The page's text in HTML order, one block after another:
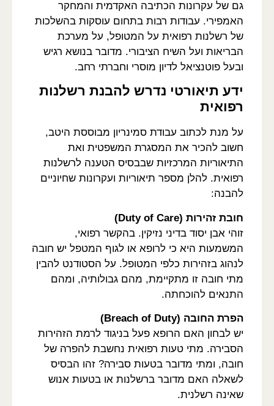
גם של עקרונות הכתיבה האקדמית והמחקר
האמפירי. עבודות רבות בתחום עוסקות בהשלכות
של רשלנות רפואית על המטופל, על מערכת
הבריאות ועל השיח הציבורי. מדובר בנושא רגיש
ובעל פוטנציאל לדיון מוסרי וחברתי רחב.
ידע תיאורטי נדרש להבנת רשלנות
רפואית
על מנת לכתוב עבודת סמינריון מבוססת היטב,
חשוב להכיר את המסגרת המשפטית ואת
התיאוריות המרכזיות שבבסיס הטענה לרשלנות
רפואית. להלן מספר תיאוריות ועקרונות שחיוניים
להבנה:
חובת זהירות (Duty of Care)
זוהי אבן יסוד בדיני נזיקין. בהקשר רפואי,
המשמעות היא כי לרופא או לגוף המטפל יש חובה
לנהוג בזהירות כלפי המטופל. על הסטודנט להבין
מתי חובה זו מתקיימת, מהם גבולותיה, ומהם
התנאים להוכחתה.
הפרת החובה (Breach of Duty)
יש לבחון האם הרופא פעל בניגוד לרמת הזהירות
הסבירה. מתי טעות רפואית נחשבת להפרה של
חובה, ומתי מדובר בטעות סבירה? זהו הבסיס
לשאלה האם מדובר ברשלנות או בטעות אנוש
שאינה רשלנית.